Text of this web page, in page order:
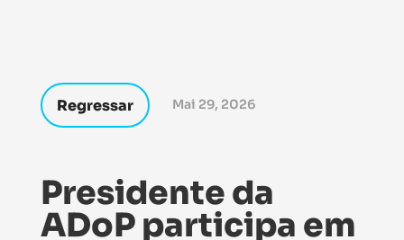
Regressar Mai 29, 2026
Presidente da
ADoP participa em